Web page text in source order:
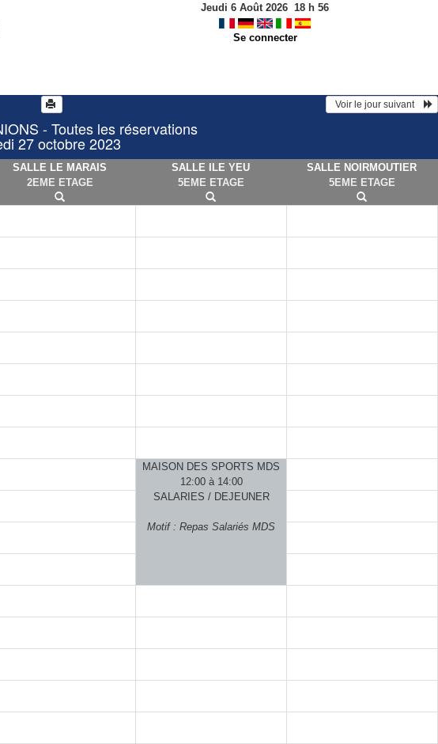
Jeudi 6 Août 2026 18 h 56
Se connecter
  Voir le jour suivant
- Toutes les réservations
27 octobre 2023
SALLE LE MARAIS
2EME ETAGE
SALLE ILE YEU
5EME ETAGE
SALLE NOIRMOUTIER
5EME ETAGE
MAISON DES SPORTS MDS
12:00 à 14:00
SALARIES / DEJEUNER
Motif : Repas Salariés MDS